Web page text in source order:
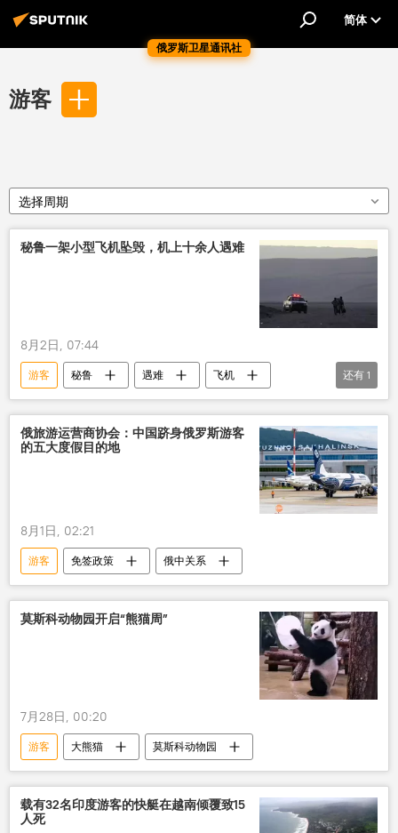
俄罗斯卫星通讯社
简体
游客
选择周期
秘鲁一架小型飞机坠毁，机上十余人遇难
8月2日, 07:44
游客 秘鲁 遇难
飞机
事故
还有 1
俄旅游运营商协会：中国跻身俄罗斯游客
的五大度假目的地
8月1日, 02:21
游客 免签政策 俄中关系
莫斯科动物园开启“熊猫周”
7月28日, 00:20
游客 大熊猫 莫斯科动物园
载有32名印度游客的快艇在越南倾覆致15
人死